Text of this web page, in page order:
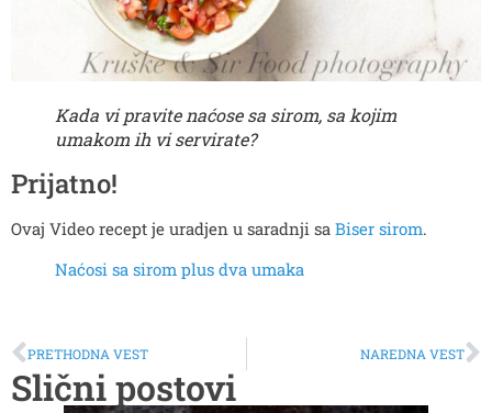
Kada vi pravite naćose sa sirom, sa kojim
umakom ih vi servirate?
Prijatno!
Ovaj Video recept je uradjen u saradnji sa Biser sirom.
Naćosi sa sirom plus dva umaka
PRETHODNA VEST NAREDNA VEST
Slični postovi